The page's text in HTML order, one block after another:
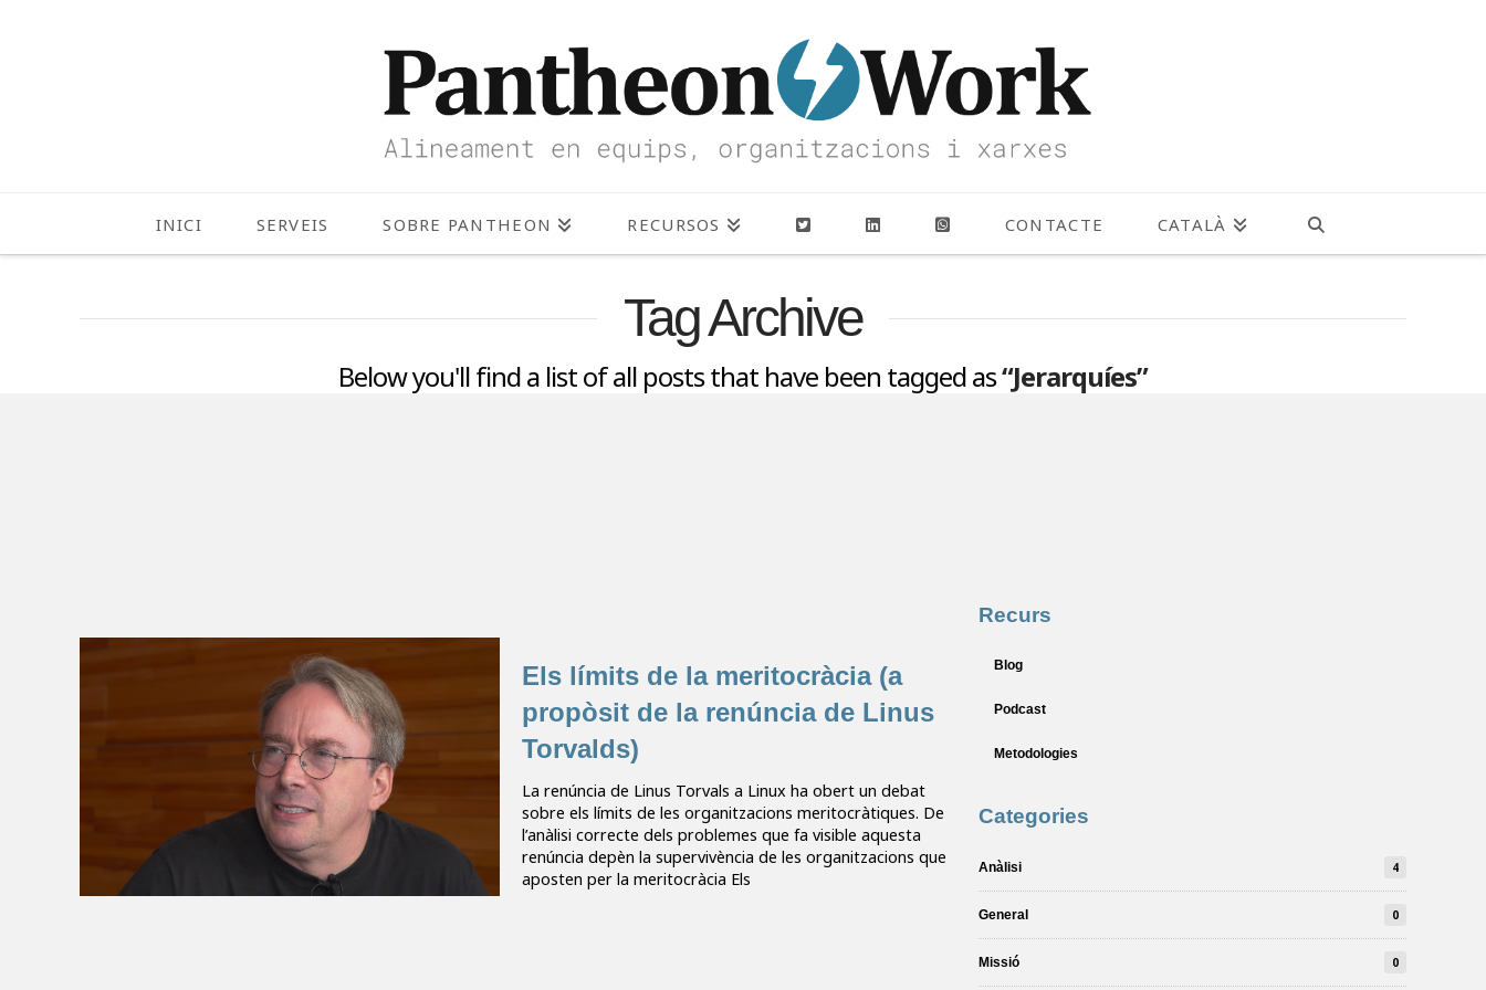
INICI SERVEIS SOBRE PANTHEON RECURSOS CONTACTE CATALÀ
Tag Archive
Below you'll find a list of all posts that have been tagged as“Jerarquíes”
Els límits de la meritocràcia (a
propòsit de la renúncia de Linus
Torvalds)
La renúncia de Linus Torvals a Linux ha obert un debat
sobre els límits de les organitzacions meritocràtiques. De
l’anàlisi correcte dels problemes que fa visible aquesta
renúncia depèn la supervivència de les organitzacions que
aposten per la meritocràcia Els
Recurs
Blog
Podcast
Metodologies
Categories
Anàlisi 4
General 0
Missió 0